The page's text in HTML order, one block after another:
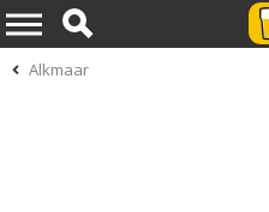
Alkmaar